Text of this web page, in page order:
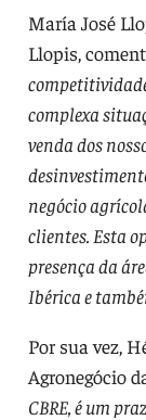
María José
Llopis,
complexa
venda dos
negócio
clientes. Esta
presença da
Ibérica e
Por sua vez,
Agronegócio
CBRE, é um